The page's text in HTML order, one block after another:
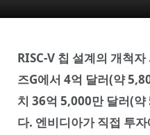
RISC-V 칩 설계의 개척
즈G에서 4억 달러(약
치 36억 5,000만 달러(
다. 엔비디아가 직접 투